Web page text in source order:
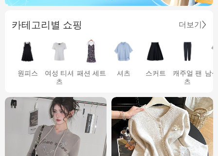
카테고리별 쇼핑 더보기
원피스
여성 티셔
츠
패션 세트 셔츠 스커트
캐주얼 팬
츠
남